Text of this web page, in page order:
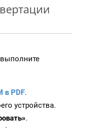
выполните
в PDF.
устройства.
.